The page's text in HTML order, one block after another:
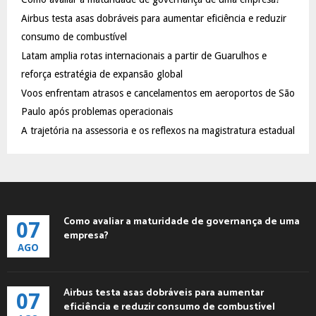
o
r
:
R
Airbus testa asas dobráveis para aumentar eficiência e reduzir
consumo de combustível
Latam amplia rotas internacionais a partir de Guarulhos e
reforça estratégia de expansão global
Voos enfrentam atrasos e cancelamentos em aeroportos de São
Paulo após problemas operacionais
A trajetória na assessoria e os reflexos na magistratura estadual
07
AGO
Como avaliar a maturidade de governança de uma
empresa?
07
Airbus testa asas dobráveis para aumentar
eficiência e reduzir consumo de combustível